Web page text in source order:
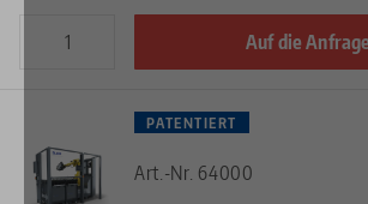
Auf die
PATENTIERT
Art.-Nr. 64000